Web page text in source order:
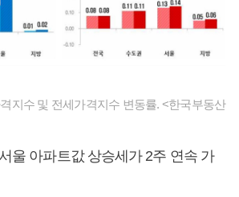
지수 및 전세가격지수 변동률. <한국부동산
울 아파트값 상승세가 2주 연속 가